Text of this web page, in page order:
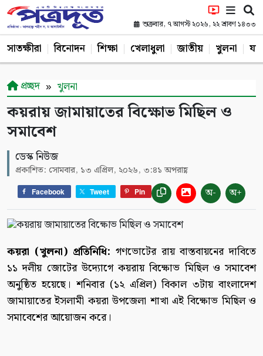
শুক্রবার, ৭ আগস্ট ২০২৬, ২২ শ্রাবণ ১৪৩৩
সাতক্ষীরা বিনোদন শিক্ষা খেলাধুলা জাতীয় খুলনা
প্রচ্ছদ খুলনা
কয়রায় জামায়াতের বিক্ষোভ মিছিল ও
সমাবেশ
ডেস্ক নিউজ
প্রকাশিত: সোমবার, ১৩ এপ্রিল, ২০২৬, ৩:৪১ অপরাহ্ণ
Facebook Tweet Pin অ- অ+
কয়রা (খুলনা) প্রতিনিধি: গণভোটের রায় বাস্তবায়নের দাবিতে
১১ দলীয় জোটের উদ্যোগে কয়রায় বিক্ষোভ মিছিল ও সমাবেশ
অনুষ্ঠিত হয়েছে। শনিবার (১২ এপ্রিল) বিকাল ৩টায় বাংলাদেশ
জামায়াতের ইসলামী কয়রা উপজেলা শাখা এই বিক্ষোভ মিছিল ও
সমাবেশের আয়োজন করে।